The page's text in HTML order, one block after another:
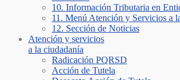
10. Información Tributaria en
11. Menú Atención y Servicios a
12. Sección de Noticias
Atención y servicios
a la ciudadanía
Radicación PQRSD
Acción de Tutela